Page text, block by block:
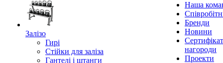
Залізо
Гирі
Стійки для заліза
Гантелі і штанги
Наша
Бренди
Новини
нагороди
Проекти